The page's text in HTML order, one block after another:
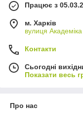
Працює з
м. Харків
вулиця
Контакти
Сьогодні
Показати весь
Про нас